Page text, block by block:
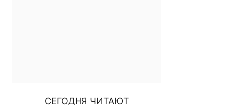
СЕГОДНЯ ЧИТАЮТ